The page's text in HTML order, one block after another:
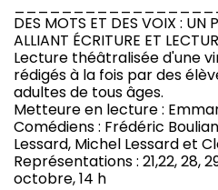
DES MOTS ET DES VOIX : UN
ALLIANT ÉCRITURE ET
Lecture théâtralisée d'une
rédigés à la fois par des
adultes de tous âges.
Metteure en lecture :
Comédiens : Frédéric
Lessard, Michel Lessard et
Représentations : 21,22, 28,
octobre, 14 h